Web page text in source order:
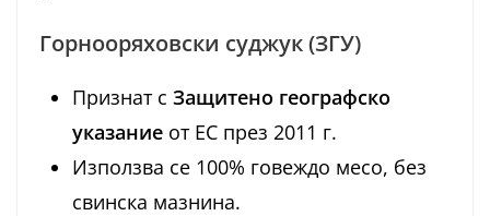
Горнооряховски суджук (ЗГУ)
Признат с Защитено географско
указание от ЕС през 2011 г.
Използва се 100% говеждо месо, без
свинска мазнина.